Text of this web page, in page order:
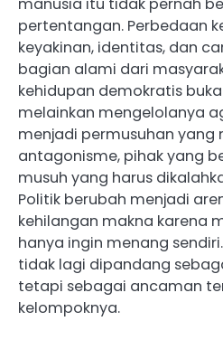
manusia itu tidak pernah
pertentangan. Perbedaan
keyakinan, identitas, dan
bagian alami dari
kehidupan demokratis
melainkan mengelolanya
menjadi permusuhan yang
antagonisme, pihak yang
musuh yang harus
Politik berubah menjadi
kehilangan makna karena
hanya ingin menang
tidak lagi dipandang
tetapi sebagai ancaman
kelompoknya.